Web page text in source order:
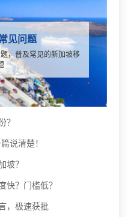
见问题
，普及常见的新加坡移
？
说清楚！
坡？
快？门槛低？
，极速获批